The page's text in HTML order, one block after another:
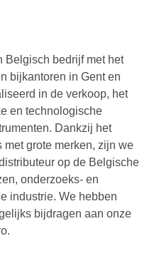
Belgisch bedrijf met het
bijkantoren in Gent en
in de verkoop, het
en technologische
Dankzij het
grote merken, zijn we
op de Belgische
onderzoeks- en
industrie. We hebben
bijdragen aan onze